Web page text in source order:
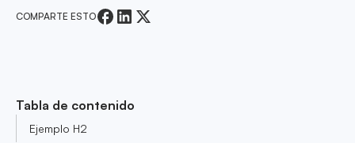
COMPARTE ESTO
Tabla de contenido
Ejemplo H2